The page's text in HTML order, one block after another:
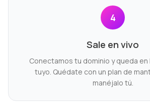
4
Sale en vivo
Conectamos tu dominio y queda en
tuyo. Quédate con un plan de
manéjalo tú.